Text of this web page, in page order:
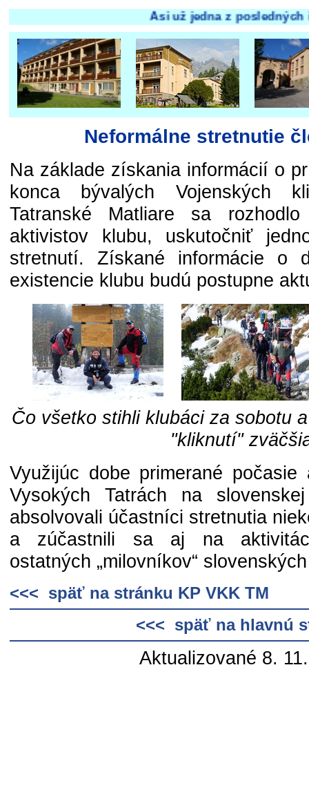
Asi už jedna z posledných
Neformálne stretnutie
Na základe získania informácií o
konca bývalých Vojenských
Tatranské Matliare sa
aktivistov klubu, uskutočniť
stretnutí. Získané informácie o
existencie klubu budú postupne
Čo všetko stihli klubáci za sobotu
"kliknutí"
Využijúc dobe primerané
Vysokých Tatrách na
absolvovali účastníci stretnutia
a zúčastnili sa aj na
ostatných „milovníkov“
<<< späť na stránku KP VKK TM
<<< späť na hlavnú
Aktualizované 8.